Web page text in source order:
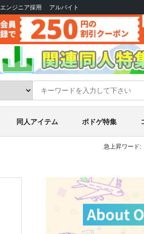
エンジニア採用 アルバイト
同人アイテム ボドゲ特集
急上昇ワード: